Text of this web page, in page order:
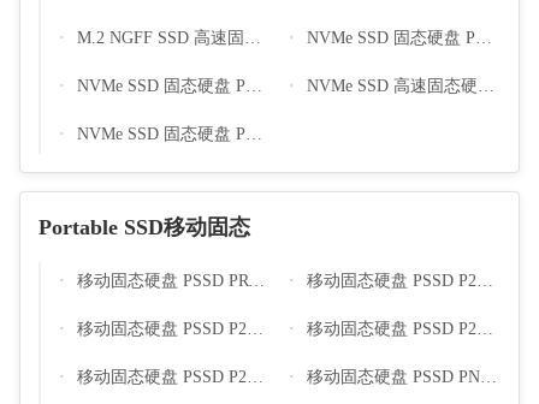
M.2 NGFF SSD 高速固态硬盘 N480 NVMe SSD 固态硬盘 PCIe 4.0 接口 G43
NVMe SSD 固态硬盘 PCIe 4.0 接口 HG48 NVMe SSD 高速固态硬盘 PCIe 4.0 接口 550PRO
NVMe SSD 固态硬盘 PCIe 4.0 接口 760PRO
Portable SSD移动固态
移动固态硬盘 PSSD PRV12 移动固态硬盘 PSSD P2504
移动固态硬盘 PSSD P2503 移动固态硬盘 PSSD P2501
移动固态硬盘 PSSD P2502 移动固态硬盘 PSSD PNV13